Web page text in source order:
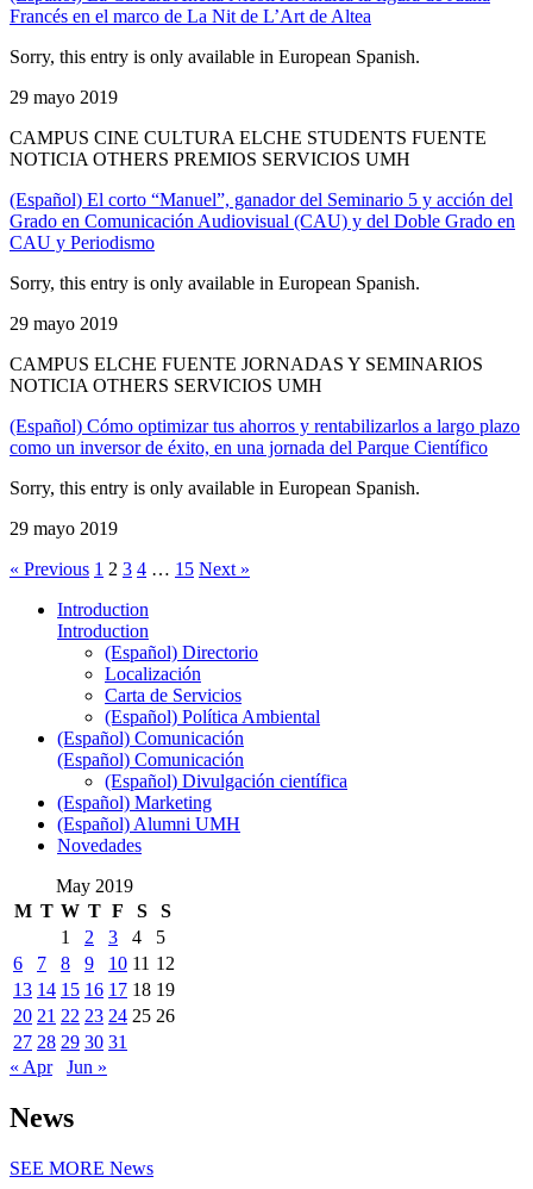
Francés en el marco de La Nit de L’Art de Altea
Sorry, this entry is only available in European Spanish.
29 mayo 2019
CAMPUS CINE CULTURA ELCHE STUDENTS FUENTE
NOTICIA OTHERS PREMIOS SERVICIOS UMH
(Español) El corto “Manuel”, ganador del Seminario 5 y acción del
Grado en Comunicación Audiovisual (CAU) y del Doble Grado en
CAU y Periodismo
Sorry, this entry is only available in European Spanish.
29 mayo 2019
CAMPUS ELCHE FUENTE JORNADAS Y SEMINARIOS
NOTICIA OTHERS SERVICIOS UMH
(Español) Cómo optimizar tus ahorros y rentabilizarlos a largo plazo
como un inversor de éxito, en una jornada del Parque Científico
Sorry, this entry is only available in European Spanish.
29 mayo 2019
« Previous 1 2 3 4 … 15 Next »
Introduction
Introduction
(Español) Directorio
Localización
Carta de Servicios
(Español) Política Ambiental
(Español) Comunicación
(Español) Comunicación
(Español) Divulgación científica
(Español) Marketing
(Español) Alumni UMH
Novedades
May 2019
M T W T F S
S
1
2 3 4
5
6
7 8 9 10 11 12
13 14 15 16 17 18 19
20 21 22 23 24 25 26
27 28 29 30 31
« Apr
Jun »
News
SEE MORE News